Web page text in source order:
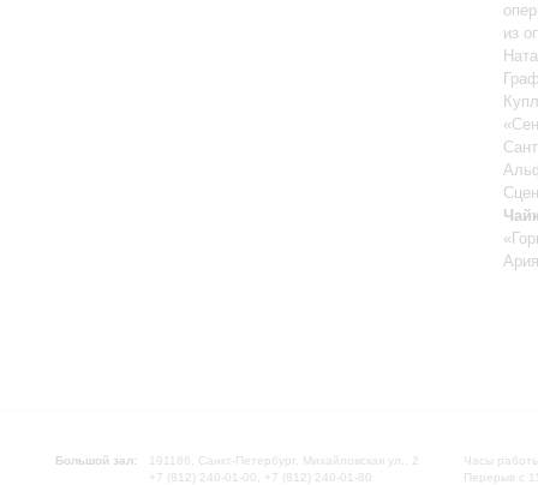
из
Большой зал:
191186, Санкт-Петербург, Михайловская ул., 2
+7 (812) 240-01-00, +7 (812) 240-01-80
Часы
Перерыв с